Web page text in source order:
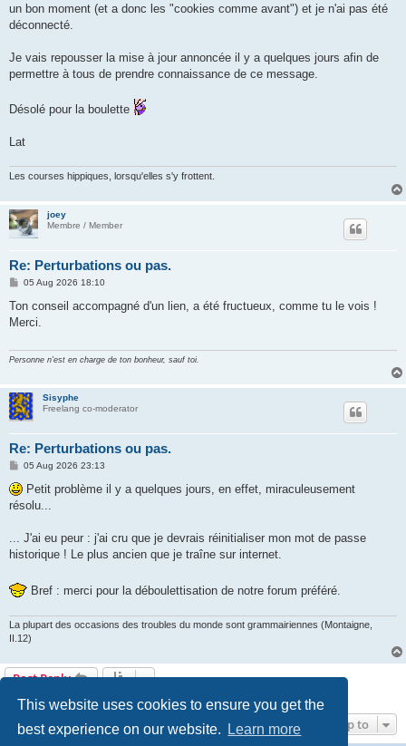
This website uses cookies to ensure you get the
best experience on our website.
Learn more
un bon moment (et a donc les "cookies comme avant") et je n'ai pas été
déconnecté.
Je vais repousser la mise à jour annoncée il y a quelques jours afin de
permettre à tous de prendre connaissance de ce message.
Désolé pour la boulette
Lat
Les courses hippiques, lorsqu'elles s'y frottent.
joey
Membre / Member
Re: Perturbations ou pas.
P
s
05 Aug 2026 18:10
Ton conseil accompagné d'un lien, a été fructueux, comme tu le vois !
Merci.
Personne n'est en charge de ton bonheur, sauf toi.
Sisyphe
Freelang co-moderator
Re: Perturbations ou pas.
P
s
t
05 Aug 2026 23:13
Petit problème il y a quelques jours, en effet, miraculeusement
résolu...
... J'ai eu peur : j'ai cru que je devrais réinitialiser mon mot de passe
historique ! Le plus ancien que je traîne sur internet.
Bref : merci pour la déboulettisation de notre forum préféré.
La plupart des occasions des troubles du monde sont grammairiennes (Montaigne,
II.12)
Post Reply
Jump to